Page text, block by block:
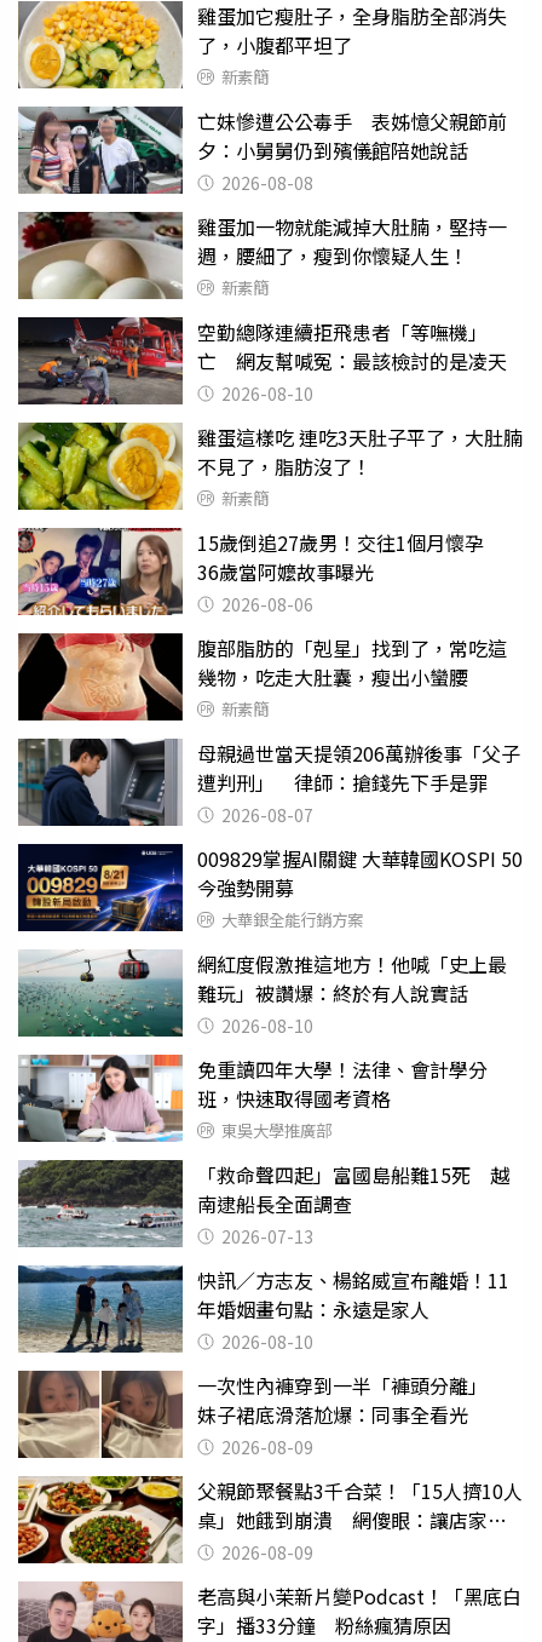
雞蛋加它瘦肚子，全身脂肪全部消失
了，小腹都平坦了
新素簡
亡妹慘遭公公毒手 表姊憶父親節前
夕：小舅舅仍到殯儀館陪她說話
2026-08-08
雞蛋加一物就能減掉大肚腩，堅持一
週，腰細了，瘦到你懷疑人生！
新素簡
空勤總隊連續拒飛患者「等嘸機」
亡 網友幫喊冤：最該檢討的是凌天
2026-08-10
雞蛋這樣吃 連吃3天肚子平了，大肚腩
不見了，脂肪沒了！
新素簡
15歲倒追27歲男！交往1個月懷孕
36歲當阿嬤故事曝光
2026-08-06
腹部脂肪的「剋星」找到了，常吃這
幾物，吃走大肚囊，瘦出小蠻腰
新素簡
母親過世當天提領206萬辦後事「父子
遭判刑」 律師：搶錢先下手是罪
2026-08-07
009829掌握AI關鍵 大華韓國KOSPI 50
今強勢開募
大華銀全能行銷方案
網紅度假激推這地方！他喊「史上最
難玩」被讚爆：終於有人說實話
2026-08-10
免重讀四年大學！法律、會計學分
班，快速取得國考資格
東吳大學推廣部
「救命聲四起」富國島船難15死 越
南逮船長全面調查
2026-07-13
快訊／方志友、楊銘威宣布離婚！11
年婚姻畫句點：永遠是家人
2026-08-10
一次性內褲穿到一半「褲頭分離」
妹子裙底滑落尬爆：同事全看光
2026-08-09
父親節聚餐點3千合菜！「15人擠10人
桌」她餓到崩潰 網傻眼：讓店家看
笑話2026-08-09
老高與小茉新片變Podcast！「黑底白
字」播33分鐘 粉絲瘋猜原因